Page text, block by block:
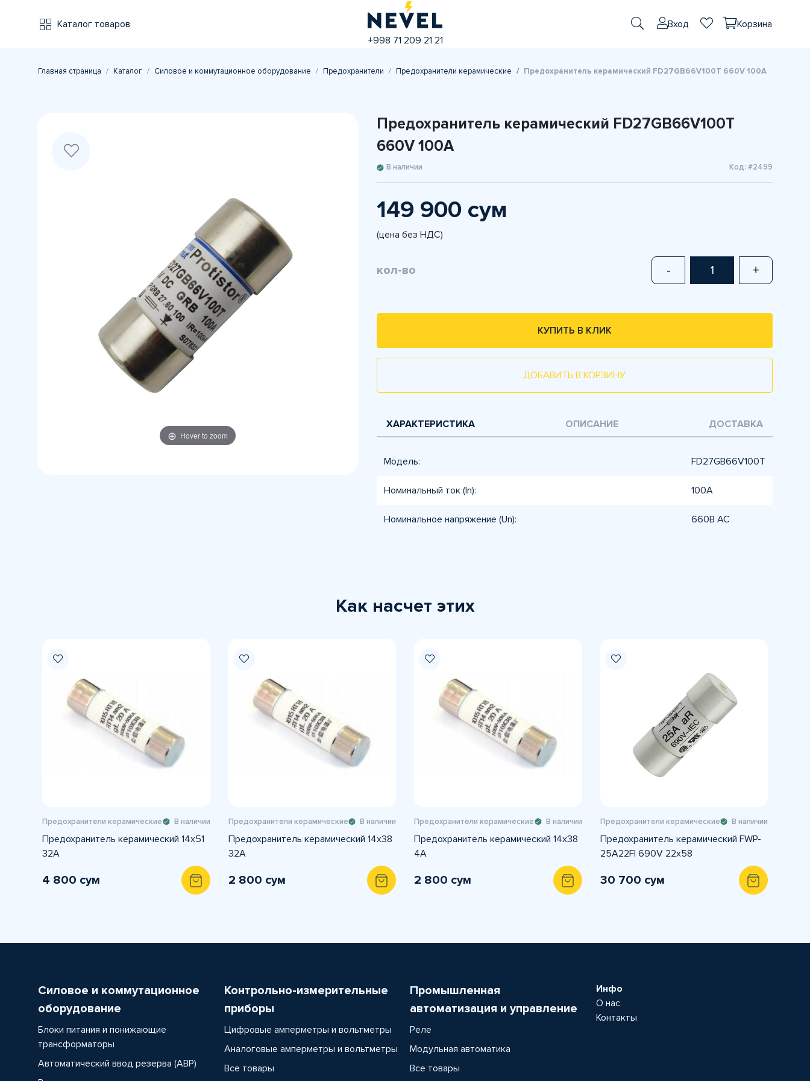
Каталог товаров
+998 71 209 21 21
Вход Корзина
Главная страница Каталог Силовое и коммутационное оборудование Предохранители Предохранители керамические Предохранитель керамический FD27GB66V100T 660V 100A
Hover to zoom
Предохранитель керамический FD27GB66V100T
660V 100A
В наличии Код: #2499
149 900 сум
(цена без НДС)
кол-во - +
КУПИТЬ В КЛИК
ДОБАВИТЬ В КОРЗИНУ
ХАРАКТЕРИСТИКА ОПИСАНИЕ ДОСТАВКА
Модель: FD27GB66V100T
Номинальный ток (In): 100А
Номинальное напряжение (Un): 660В AC
Как насчет этих
Предохранители керамические В наличии
Предохранитель керамический 14х51
32A
4 800 сум
Предохранители керамические В наличии
Предохранитель керамический 14х38
32A
2 800 сум
Предохранители керамические В наличии
Предохранитель керамический 14х38
4A
2 800 сум
Предохранители керамические В наличии
Предохранитель керамический FWP-
25A22FI 690V 22x58
30 700 сум
Силовое и коммутационное
оборудование
Блоки питания и понижающие
трансформаторы
Автоматический ввод резерва (АВР)
Контрольно-измерительные
приборы
Цифровые амперметры и вольтметры
Аналоговые амперметры и вольтметры
Все товары
Промышленная
автоматизация и управление
Реле
Модульная автоматика
Все товары
Инфо
О нас
Контакты